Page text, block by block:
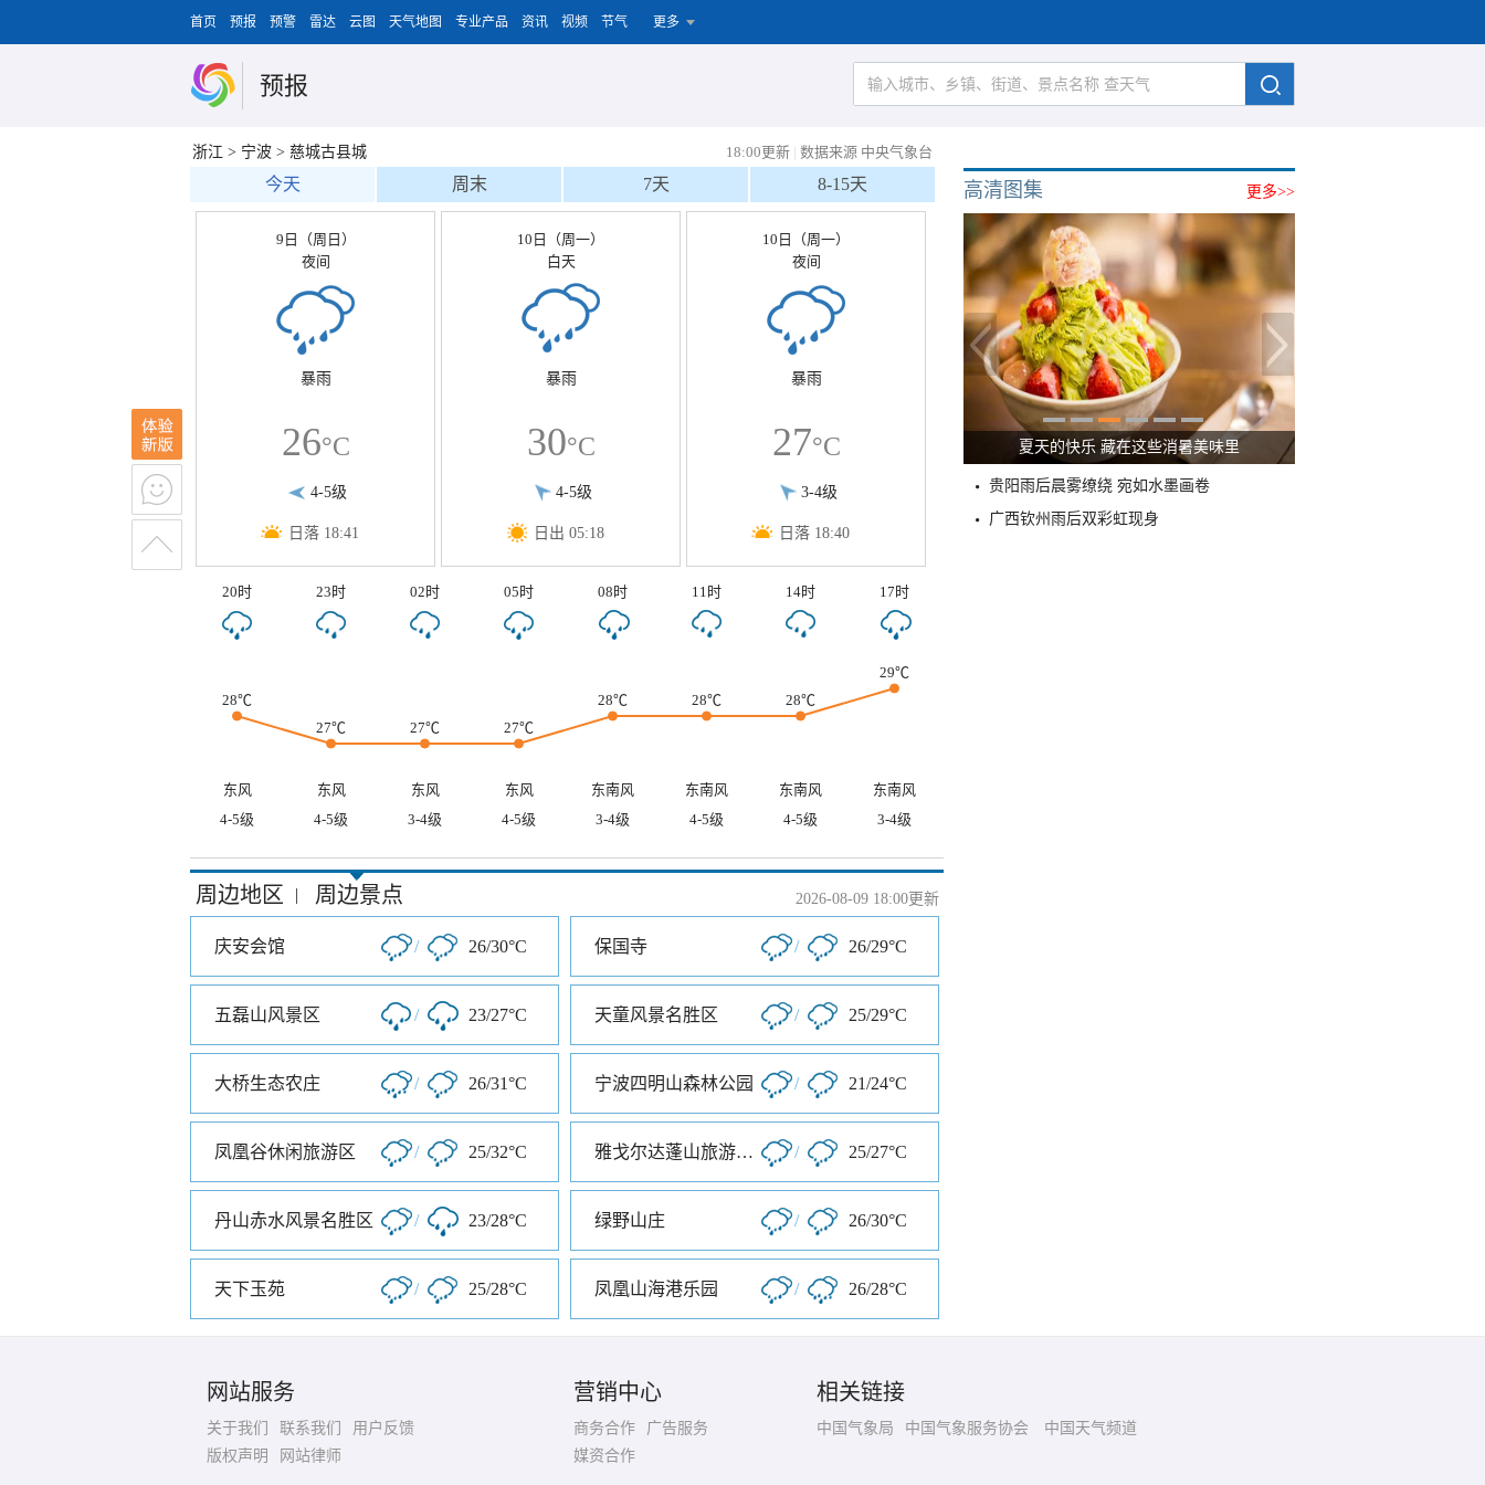
首页 预报 预警 雷达 云图 天气地图 专业产品 资讯 视频 节气 更多
预报
浙江 > 宁波 > 慈城古县城 18:00更新 | 数据来源 中央气象台
今天 周末 7天 8-15天
9日（周日）
夜间
暴雨
26°C
4-5级
日落 18:41
10日（周一）
白天
暴雨
30°C
4-5级
日出 05:18
10日（周一）
夜间
暴雨
27°C
3-4级
日落 18:40
20时 23时 02时 05时 08时 11时 14时 17时
28℃
27℃
27℃ 27℃
28℃ 28℃ 28℃
29℃
东风 东风 东风 东风 东南风 东南风 东南风
东南风
4-5级
4-5级 3-4级 4-5级 3-4级 4-5级 4-5级 3-4级
周边地区 | 周边景点 2026-08-09 18:00更新
庆安会馆 / 26/30°C 保国寺 / 26/29°C
五磊山风景区 / 23/27°C 天童风景名胜区 / 25/29°C
大桥生态农庄 / 26/31°C 宁波四明山森林公园 / 21/24°C
凤凰谷休闲旅游区 / 25/32°C 雅戈尔达蓬山旅游度假区 / 25/27°C
丹山赤水风景名胜区 / 23/28°C 绿野山庄 / 26/30°C
天下玉苑 / 25/28°C 凤凰山海港乐园 / 26/28°C
更多>>
高清图集
夏天的快乐 藏在这些消暑美味里
贵阳雨后晨雾缭绕 宛如水墨画卷
广西钦州雨后双彩虹现身
网站服务
关于我们 联系我们
用户反馈
版权声明
网站律师
营销中心
商务合作
广告服务
媒资合作
相关链接
中国气象局 中国气象服务协会 中国天气频道